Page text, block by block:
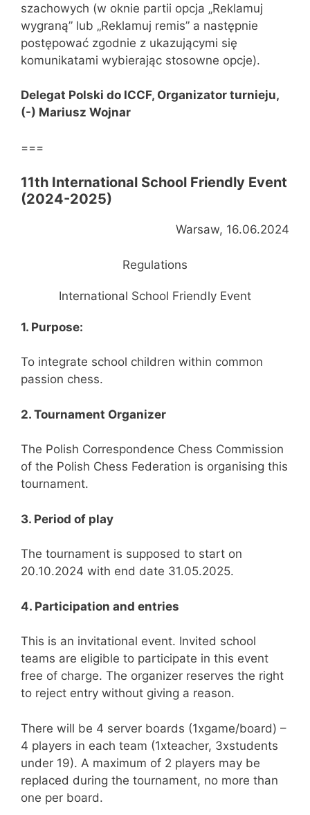
szachowych (w oknie partii opcja „Reklamuj
wygraną” lub „Reklamuj remis” a następnie
postępować zgodnie z ukazującymi się
komunikatami wybierając stosowne opcje).
Delegat Polski do ICCF, Organizator turnieju,
(-) Mariusz Wojnar
===
11th International School Friendly Event
(2024-2025)
Warsaw, 16.06.2024
Regulations
International School Friendly Event
1. Purpose:
To integrate school children within common
passion chess.
2. Tournament Organizer
The Polish Correspondence Chess Commission
of the Polish Chess Federation is organising this
tournament.
3. Period of play
The tournament is supposed to start on
20.10.2024 with end date 31.05.2025.
4. Participation and entries
This is an invitational event. Invited school
teams are eligible to participate in this event
free of charge. The organizer reserves the right
to reject entry without giving a reason.
There will be 4 server boards (1xgame/board) –
4 players in each team (1xteacher, 3xstudents
under 19). A maximum of 2 players may be
replaced during the tournament, no more than
one per board.